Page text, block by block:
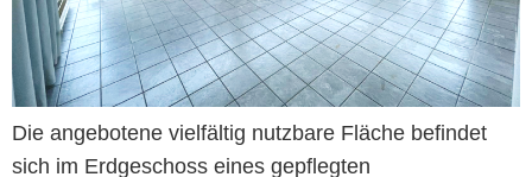
Die angebotene vielfältig nutzbare Fläche befindet
sich im Erdgeschoss eines gepflegten